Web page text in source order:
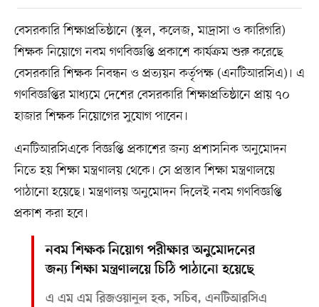
বেসরকারি শিক্ষাপ্রতিষ্ঠানে (স্কুল, কলেজ, মাদ্রাসা ও কারিগরি)
শিক্ষক নিয়োগে নবম গণবিজ্ঞপ্তি প্রকাশে কার্যক্রম শুরু করেছে
বেসরকারি শিক্ষক নিবন্ধন ও প্রত্যয়ন কর্তৃপক্ষ (এনটিআরসিএ)। এ
গণবিজ্ঞপ্তির মাধ্যমে দেশের বেসরকারি শিক্ষাপ্রতিষ্ঠানে প্রায় ৭০
হাজার শিক্ষক নিয়োগের সুযোগ পাবেন।
এনটিআরসিএকে বিজ্ঞপ্তি প্রকাশের জন্য প্রশাসনিক অনুমোদন
নিতে হয় শিক্ষা মন্ত্রণালয় থেকে। সে প্রস্তাব শিক্ষা মন্ত্রণালয়ে
পাঠানো হয়েছে। মন্ত্রণালয় অনুমোদন দিলেই নবম গণবিজ্ঞপ্তি
প্রকাশ করা হবে।
নবম শিক্ষক নিয়োগ পরীক্ষার অনুমোদনের
জন্য শিক্ষা মন্ত্রণালয়ে চিঠি পাঠানো হয়েছে
এ এম এম রিজওয়ানুল হক, সচিব, এনটিআরসিএ